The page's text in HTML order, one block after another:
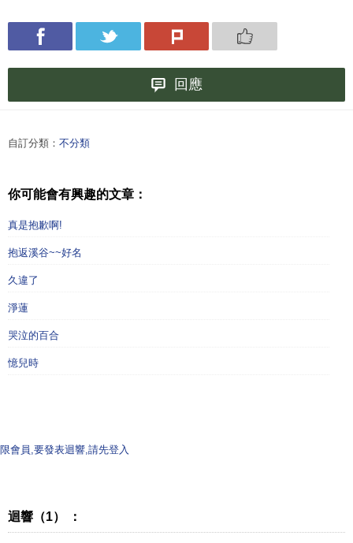
回應
自訂分類： 不分類
你可能會有興趣的文章：
真是抱歉啊!
抱返溪谷~~好名
久違了
淨蓮
哭泣的百合
憶兒時
限會員,要發表迴響,請先登入
迴響（1） ：